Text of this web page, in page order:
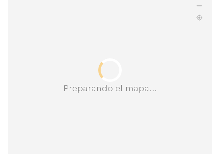
Preparando el mapa...